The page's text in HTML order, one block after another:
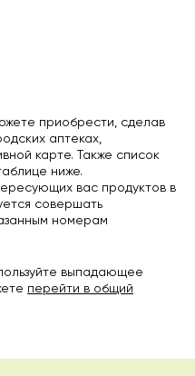
приобрести, сделав
аптеках,
карте. Также список
ниже.
вас продуктов в
совершать
номерам
выпадающее
перейти в общий